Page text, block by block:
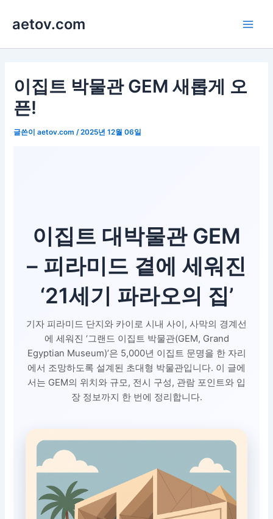
로
aetov.com
이집트 박물관 GEM 새롭게 오
픈!
글쓴이aetov.com /2025년 12월 06일
이집트 대박물관 GEM
– 피라미드 곁에 세워진
‘21세기 파라오의 집’
기자 피라미드 단지와 카이로 시내 사이, 사막의 경계선
에 세워진 ‘그랜드 이집트 박물관(GEM, Grand
Egyptian Museum)’은 5,000년 이집트 문명을 한 자리
에서 조망하도록 설계된 초대형 박물관입니다. 이 글에
서는 GEM의 위치와 규모, 전시 구성, 관람 포인트와 입
장 정보까지 한 번에 정리합니다.